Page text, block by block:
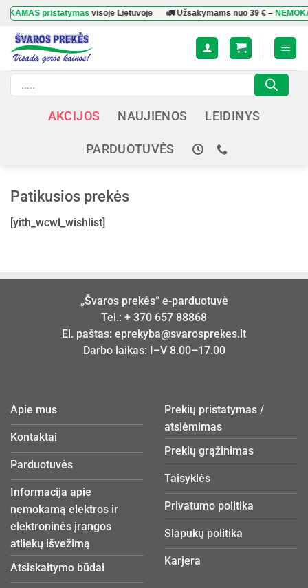
Skip
content
pristatymasvisoje Lietuvoje 🚛 Užsakymams nuo39 €–
Products
search
AKCIJOS NAUJIENOS LEIDINYS
PARDUOTUVĖS
Patikusios prekės
[yith_wcwl_wishlist]
„Švaros prekės“ e-parduotuvė
Tel.: + 370 657 88868
El. paštas: eprekyba@svarosprekes.lt
Darbo laikas: I–V 8.00–17.00
Apie mus
Kontaktai
Parduotuvės
Informacija apie
nemokamą elektros ir
elektroninės įrangos
atliekų išvežimą
Atsiskaitymo būdai
Prekių pristatymas /
atsiėmimas
Prekių grąžinimas
Taisyklės
Privatumo politika
Slapukų politika
Karjera